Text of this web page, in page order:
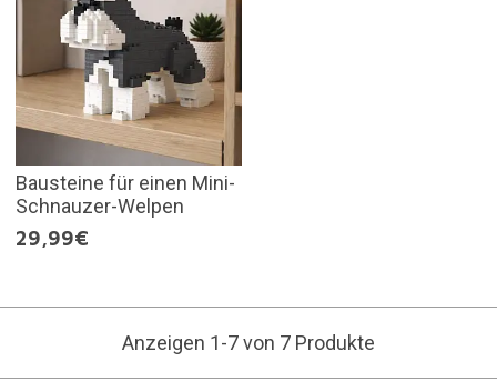
Bausteine für einen Mini-
Schnauzer-Welpen
29,99€
Anzeigen 1-7 von 7 Produkte